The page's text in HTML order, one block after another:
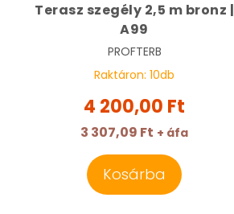
Terasz szegély 2,5 m bronz |
A99
PROFTERB
Raktáron: 10db
4 200,00 Ft
3 307,09 Ft + áfa
Kosárba